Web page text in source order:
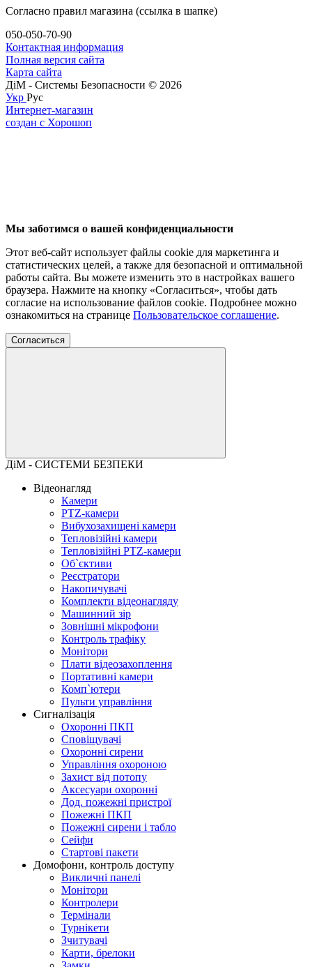
Согласно правил магазина (ссылка в шапке)
050-050-70-90
Контактная информация
Полная версия сайта
Карта сайта
ДіМ - Системы Безопасности © 2026
Укр Рус
Интернет-магазин
создан с Хорошоп
Мы заботимся о вашей конфиденциальности
Этот веб-сайт использует файлы cookie для маркетинга и
статистических целей, а также для безопасной и оптимальной
работы сайта. Вы можете изменить это в настройках вашего
браузера. Нажмите на кнопку «Согласиться», чтобы дать
согласие на использование файлов cookie. Подробнее можно
ознакомиться на странице Пользовательское соглашение.
Согласиться
ДіМ - СИСТЕМИ БЕЗПЕКИ
Відеонагляд
Камери
PTZ-камери
Вибухозахищені камери
Тепловізійні камери
Тепловізійні PTZ-камери
Об`єктиви
Реєстратори
Накопичувачі
Комплекти відеонагляду
Машинний зір
Зовнішні мікрофони
Контроль трафіку
Монітори
Плати відеозахоплення
Портативні камери
Комп`ютери
Пульти управління
Сигналізація
Охоронні ПКП
Сповіщувачі
Охоронні сирени
Управління охороною
Захист від потопу
Аксесуари охоронні
Дод. пожежні пристрої
Пожежні ПКП
Пожежні сирени і табло
Сейфи
Стартові пакети
Домофони, контроль доступу
Викличні панелі
Монітори
Контролери
Термінали
Турнікети
Зчитувачі
Карти, брелоки